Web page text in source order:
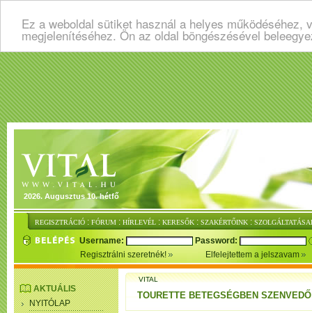
Ez a weboldal sütiket használ a helyes
megjelenítéséhez. Ön az oldal böngészésével
2026. Augusztus 10. hétfő
REGISZTRÁCIÓ : FÓRUM : HÍRLEVÉL : KERESŐK : SZAKÉRTŐINK :
Username:
Password:
Regisztrálni szeretnék!
Elfelejtettem a jelszavam
AKTUÁLIS
NYITÓLAP
VITAL
TOURETTE BETEGSÉGBEN